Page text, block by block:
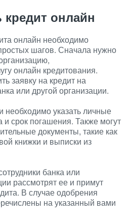
онлайн
онлайн необходимо
шагов. Сначала нужно
онлайн кредитования.
заявку на кредит на
или другой организации.
необходимо указать личные
срок погашения. Также могут
документы, такие как
книжки и выписки из
банка или
рассмотрят ее и примут
В случае одобрения
на указанный вами